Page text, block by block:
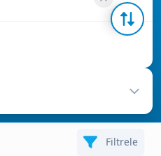
Filtrele